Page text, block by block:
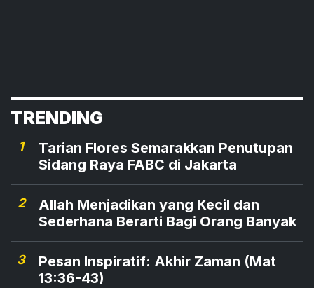
TRENDING
1
Tarian Flores Semarakkan Penutupan
Sidang Raya FABC di Jakarta
2
Allah Menjadikan yang Kecil dan
Sederhana Berarti Bagi Orang Banyak
3
Pesan Inspiratif: Akhir Zaman (Mat
13:36-43)